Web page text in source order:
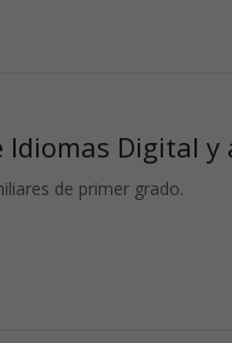
Digital y
de primer grado.